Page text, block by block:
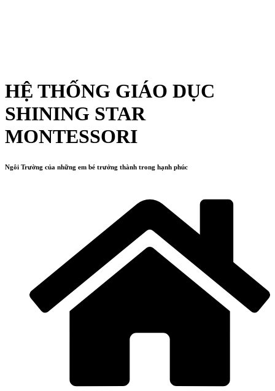
HỆ THỐNG GIÁO DỤC
SHINING STAR
MONTESSORI
Ngôi Trường của những em bé trưởng thành trong hạnh phúc